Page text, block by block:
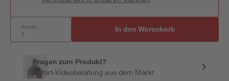
Anzahl: In den Warenkorb
Fragen zum Produkt?
Sofort-Videoberatung aus dem Markt